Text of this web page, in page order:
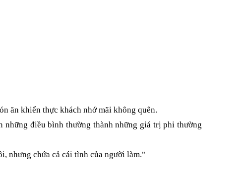
ăn khiến thực khách nhớ mãi không quên.
điều bình thường thành những giá trị phi thường
nhưng chứa cả cái tình của người làm."